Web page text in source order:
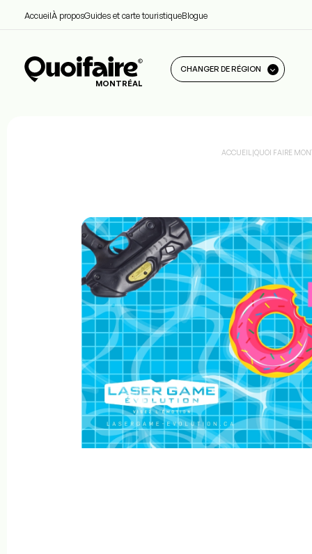
AccueilÀ proposGuides et carte touristiqueBlogue
MONTRÉAL
CHANGER DE RÉGION
ACCUEIL |QUOI FAIRE